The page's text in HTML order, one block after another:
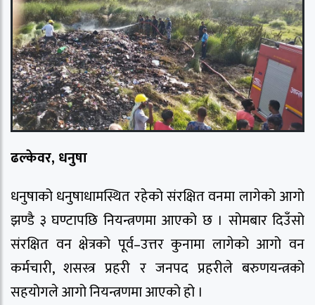
ढल्केवर, धनुषा
धनुषाको धनुषाधामस्थित रहेको संरक्षित वनमा लागेको आगो
झण्डै ३ घण्टापछि नियन्त्रणमा आएको छ । सोमबार दिउँसो
संरक्षित वन क्षेत्रको पूर्व–उत्तर कुनामा लागेको आगो वन
कर्मचारी, शसस्त्र प्रहरी र जनपद प्रहरीले बरुणयन्त्रको
सहयोगले आगो नियन्त्रणमा आएको हो ।